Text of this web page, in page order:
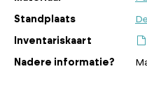
Standplaats
Inventariskaart
Nadere informatie?